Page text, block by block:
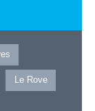
Le Rove